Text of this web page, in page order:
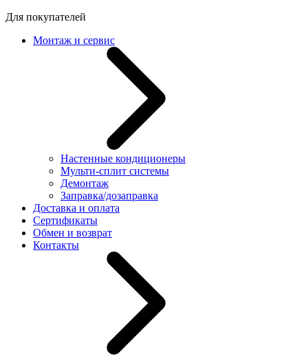
Для покупателей
Монтаж и сервис
Настенные кондиционеры
Мульти-сплит системы
Демонтаж
Заправка/дозаправка
Доставка и оплата
Сертификаты
Обмен и возврат
Контакты